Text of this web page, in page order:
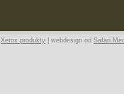
Xerox produkty | webdesign od Safari